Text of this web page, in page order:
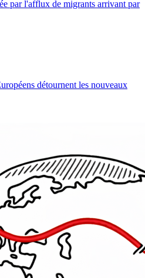
par l'afflux de migrants arrivant par
détournent les nouveaux